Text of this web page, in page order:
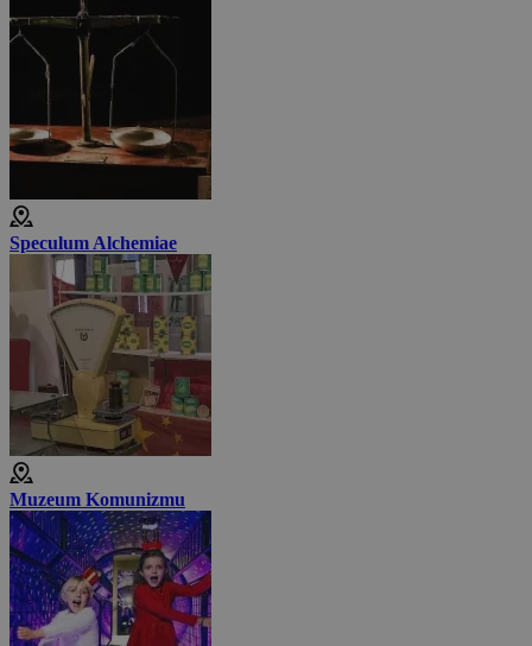
Speculum Alchemiae
Muzeum Komunizmu